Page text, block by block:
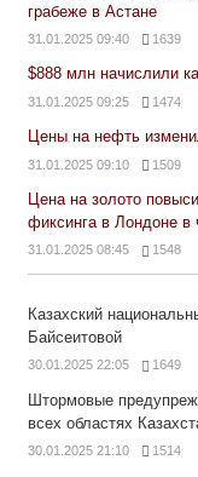
грабеже в Астане
31.01.2025 09:40 1639
$888 млн начислили
31.01.2025 09:25 1474
Цены на нефть
31.01.2025 09:10 1509
Цена на золото
фиксинга в Лондоне в
31.01.2025 08:45 1548
Казахский
Байсеитовой
30.01.2025 22:05 1649
Штормовые
всех областях
30.01.2025 21:10 1514